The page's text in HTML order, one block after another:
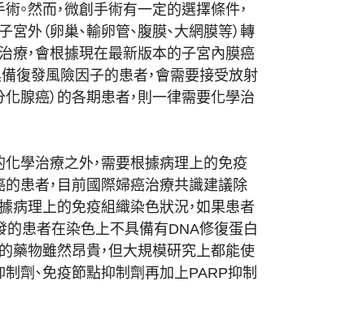
術。然而，微創手術有一定的選擇條件，
外（卵巢、輸卵管、腹膜、大網膜等）轉
療，會根據現在最新版本的子宮內膜癌
復發風險因子的患者，會需要接受放射
化腺癌）的各期患者，則一律需要化學治
學治療之外， 需要根據病理上的免疫
患者， 目前國際婦癌治療共識建議除
病理上的免疫組織染色狀況，如果患者
的患者在染色上不具備有DNA修復蛋白
藥物雖然昂貴，但大規模研究上都能使
劑、免疫節點抑制劑再加上PARP抑制